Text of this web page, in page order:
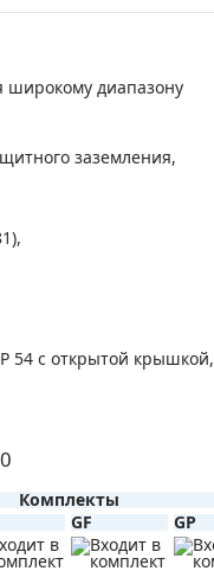
широкому диапазону
заземления,
54 с открытой крышкой,
Комплекты
GF
GP